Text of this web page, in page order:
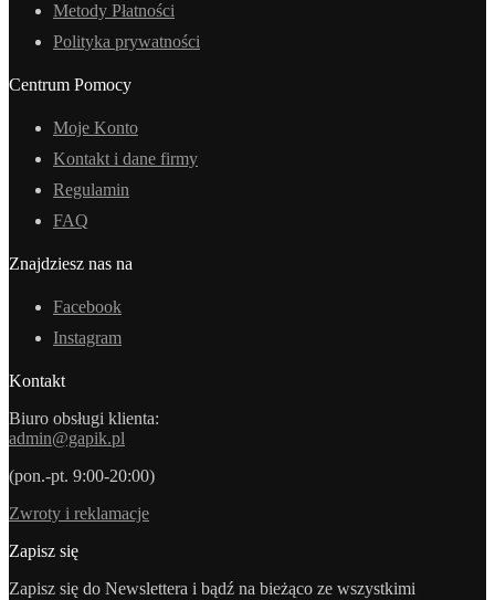
Metody Płatności
Polityka prywatności
Centrum Pomocy
Moje Konto
Kontakt i dane firmy
Regulamin
FAQ
Znajdziesz nas na
Facebook
Instagram
Kontakt
Biuro obsługi klienta:
admin@gapik.pl
(pon.-pt. 9:00-20:00)
Zwroty i reklamacje
Zapisz się
Zapisz się do Newslettera i bądź na bieżąco ze wszystkimi